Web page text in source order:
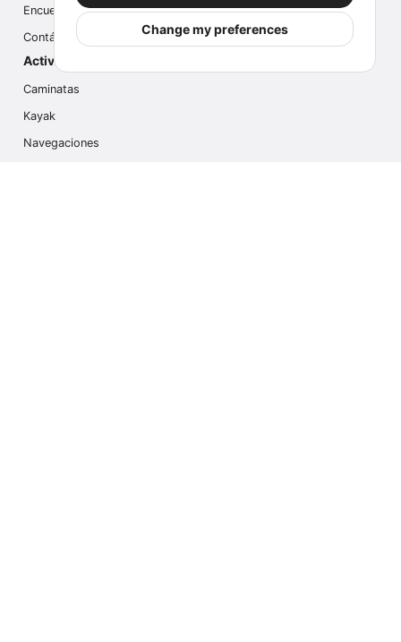
Change my preferences
Encuesta
Contáctanos
Actividades populares
Caminatas
Kayak
Navegaciones